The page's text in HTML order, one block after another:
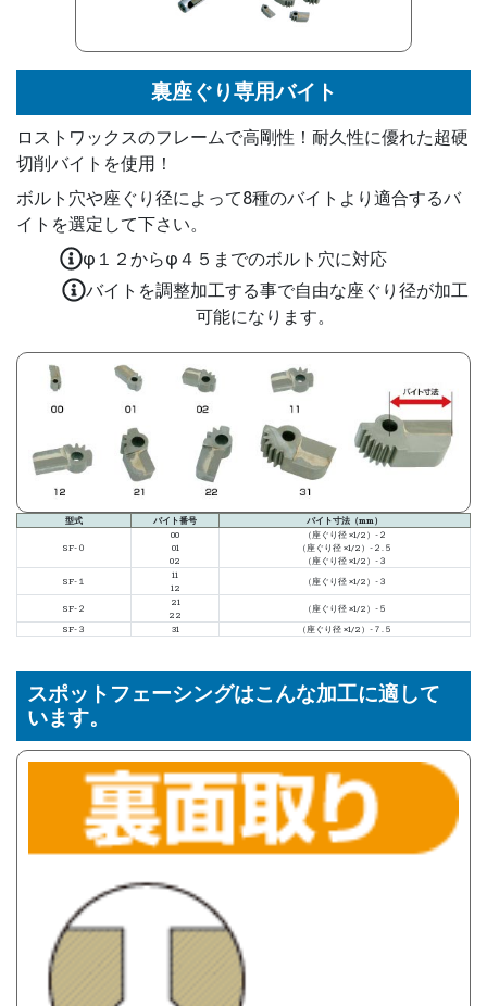
裏座ぐり専用バイト
ロストワックスのフレームで高剛性！耐久性に優れた超硬
切削バイトを使用！
ボルト穴や座ぐり径によって8種のバイトより適合するバ
イトを選定して下さい。
φ１２からφ４５までのボルト穴に対応
バイトを調整加工する事で自由な座ぐり径が加工
可能になります。
型式 バイト番号 バイト寸法（mm）
SF-０
00
01
02
（座ぐり径 ×1/2）-２
（座ぐり径 ×1/2）-２.５
（座ぐり径 ×1/2）-３
SF-１
11
12
（座ぐり径 ×1/2）-３
SF-２
21
22
（座ぐり径 ×1/2）-５
SF-３
31 （座ぐり径 ×1/2）-７.５
スポットフェーシングはこんな加工に適して
います。